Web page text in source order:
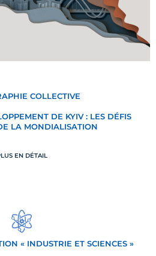
COLLECTIVE
DE KYIV : LES DÉFIS
LA MONDIALISATION
EN DÉTAIL
« INDUSTRIE ET SCIENCES »